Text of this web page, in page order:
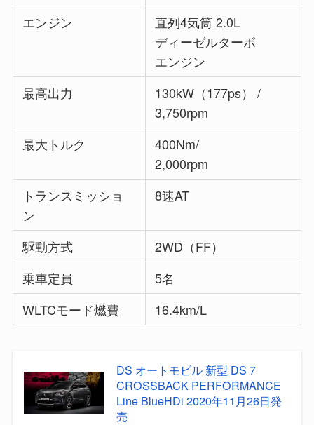
エンジン
直列4気筒 2.0L
ディーゼルターボ
エンジン
最高出力
130kW（177ps） /
3,750rpm
最大トルク
400Nm/
2,000rpm
トランスミッショ
ン
8速AT
駆動方式
2WD（FF）
乗車定員
5名
WLTCモード燃費
16.4km/L
DS オートモビル 新型 DS 7
CROSSBACK PERFORMANCE
Line BlueHDi 2020年11月26日発
売